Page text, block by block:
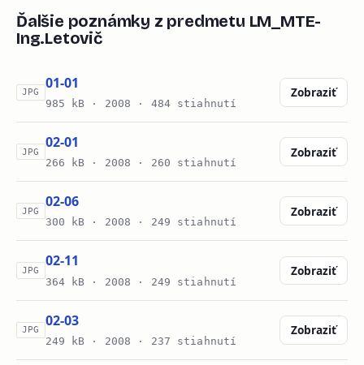
Ďalšie poznámky z predmetu LM_MTE-
Ing.Letovič
JPG
01-01
985 kB · 2008 · 484 stiahnutí
Zobraziť
JPG
02-01
266 kB · 2008 · 260 stiahnutí
Zobraziť
JPG
02-06
300 kB · 2008 · 249 stiahnutí
Zobraziť
JPG
02-11
364 kB · 2008 · 249 stiahnutí
Zobraziť
JPG
02-03
249 kB · 2008 · 237 stiahnutí
Zobraziť